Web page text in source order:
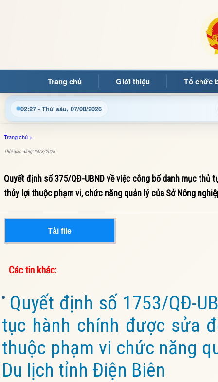
Trang chủ Giới thiệu Tổ chức
02:27 - Thứ sáu, 07/08/2026
quý bạn đọc đến với Trang thông tin điện tử xã Mường Ảng
Trang chủ >
Thời gian đăng: 04/3/2026
Quyết định số 375/QĐ-UBND về việc công bố danh mục
thủy lợi thuộc phạm vi, chức năng quản lý của Sở Nông
Tải file
Các tin khác:
Quyết định số 1753/QĐ-
tục hành chính được sửa
thuộc phạm vi chức năng
Du lịch tỉnh Điện Biên